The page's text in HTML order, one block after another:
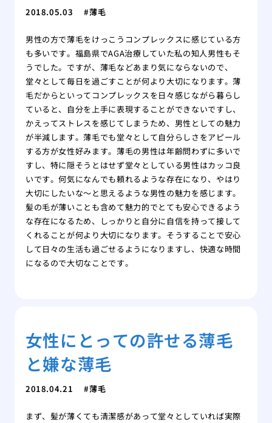
2018.05.03 薄毛
男性の方で薄毛をけっこうコンプレックスに感じている方
も多いです。福島県でAGA治療していた私の知人男性もそ
うでした。ですが、薄毛などあまり気にならないので、
堂々として毎日を過ごすことが何より大切になります。薄
毛だからといってコンプレックスを日々感じながら暮らし
ていると、自分を上手に表現することができないですし、
かえってストレスを感じてしまうため、男性としての魅力
が半減します。薄毛でも堂々として自分らしさをアピール
する方が女性好みます。薄毛の男性は年齢問わずに多いで
すし、特に隠そうとはせず堂々としている男性はカッコ良
いです。何気になんでも頼れるような存在になり、やはり
大切にしたいな〜と思えるような男性の魅力を感じます。
髪の毛が薄いことも含めて魅力的でとても安心できるよう
な存在になるため、しっかりと自分に自信を持って接して
くれることが何より大切になります。そうすることで安心
して日々の生活も過ごせるようになりますし、快適な時間
になるので大切なことです。
女性にとっての許せる薄毛
と嫌な薄毛
2018.04.21 薄毛
まず、髪が薄くても清潔感があって堂々としていれば実際